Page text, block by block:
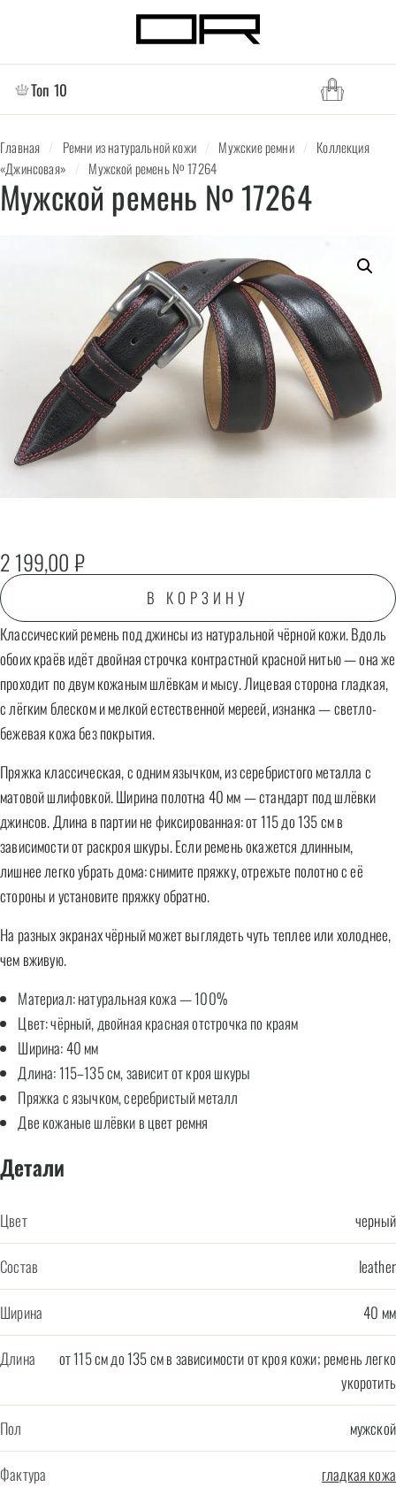
Топ 10
Главная / Ремни из натуральной кожи / Мужские ремни / Коллекция
«Джинсовая» / Мужской ремень № 17264
Мужской ремень № 17264
2 199,00₽
В КОРЗИНУ
Классический ремень под джинсы из натуральной чёрной кожи. Вдоль
обоих краёв идёт двойная строчка контрастной красной нитью — она же
проходит по двум кожаным шлёвкам и мысу. Лицевая сторона гладкая,
с лёгким блеском и мелкой естественной мереей, изнанка — светло-
бежевая кожа без покрытия.
Пряжка классическая, с одним язычком, из серебристого металла с
матовой шлифовкой. Ширина полотна 40 мм — стандарт под шлёвки
джинсов. Длина в партии не фиксированная: от 115 до 135 см в
зависимости от раскроя шкуры. Если ремень окажется длинным,
лишнее легко убрать дома: снимите пряжку, отрежьте полотно с её
стороны и установите пряжку обратно.
На разных экранах чёрный может выглядеть чуть теплее или холоднее,
чем вживую.
Материал: натуральная кожа — 100%
Цвет: чёрный, двойная красная отстрочка по краям
Ширина: 40 мм
Длина: 115–135 см, зависит от кроя шкуры
Пряжка с язычком, серебристый металл
Две кожаные шлёвки в цвет ремня
Детали
Цвет черный
Состав leather
Ширина 40 мм
Длина
от 115 см до 135 см в зависимости от кроя кожи; ремень легко
укоротить
Пол мужской
Фактура гладкая кожа